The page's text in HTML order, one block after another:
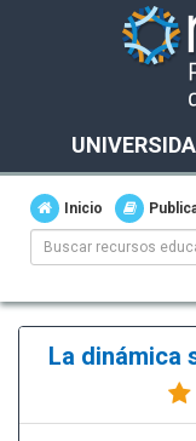
Inicio
La dinámica